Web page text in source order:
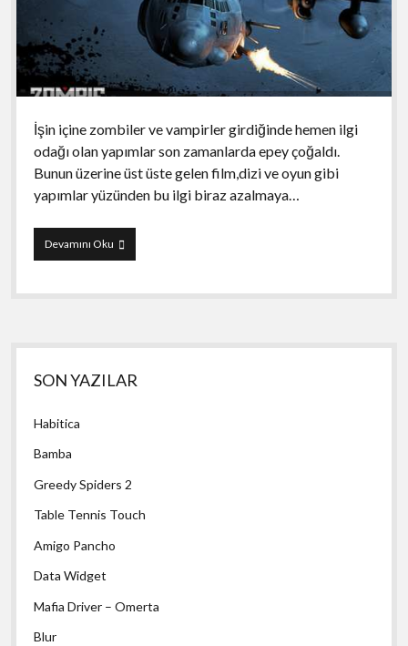
İşin içine zombiler ve vampirler girdiğinde hemen ilgi
odağı olan yapımlar son zamanlarda epey çoğaldı.
Bunun üzerine üst üste gelen film,dizi ve oyun gibi
yapımlar yüzünden bu ilgi biraz azalmaya…
Devamını OkuZombie
Gunship
Yan
Menü
SON YAZILAR
Habitica
Bamba
Greedy Spiders 2
Table Tennis Touch
Amigo Pancho
Data Widget
Mafia Driver – Omerta
Blur